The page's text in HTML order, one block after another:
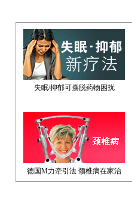
失眠/抑郁可摆脱药物困扰
德国M力牵引法 颈椎病在家治